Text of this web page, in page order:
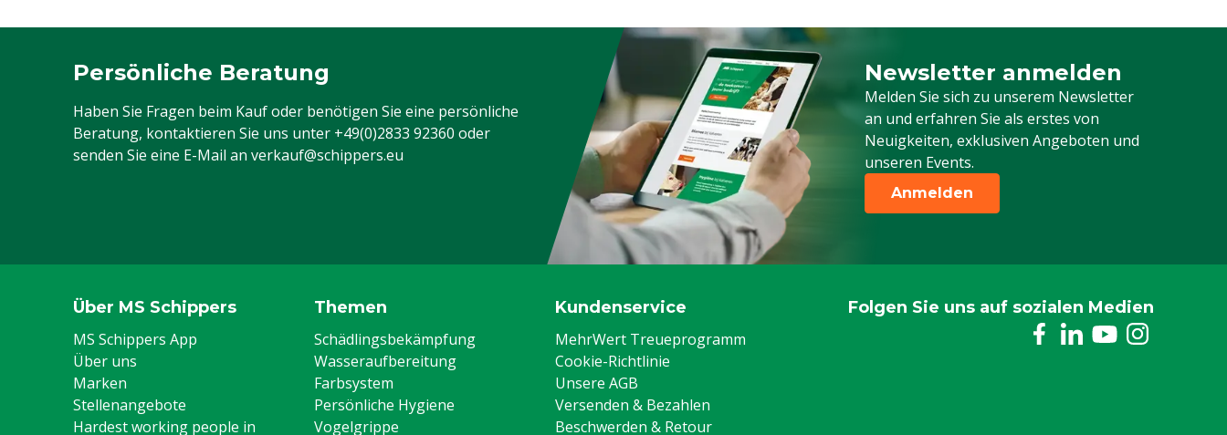
Persönliche Beratung
Haben Sie Fragen beim Kauf oder benötigen Sie eine persönliche
Beratung, kontaktieren Sie uns unter +49(0)2833 92360 oder
senden Sie eine E-Mail an verkauf@schippers.eu
Newsletter anmelden
Melden Sie sich zu unserem Newsletter
an und erfahren Sie als erstes von
Neuigkeiten, exklusiven Angeboten und
unseren Events.
Melden Sie sich für unseren Newsletter
Anmelden
Über MS Schippers
MS Schippers App
Über uns
Marken
Stellenangebote
Hardest working people in
Themen
Schädlingsbekämpfung
Wasseraufbereitung
Farbsystem
Persönliche Hygiene
Vogelgrippe
Kundenservice
MehrWert Treueprogramm
Cookie-Richtlinie
Unsere AGB
Versenden & Bezahlen
Beschwerden & Retour
Folgen Sie uns auf sozialen Medien